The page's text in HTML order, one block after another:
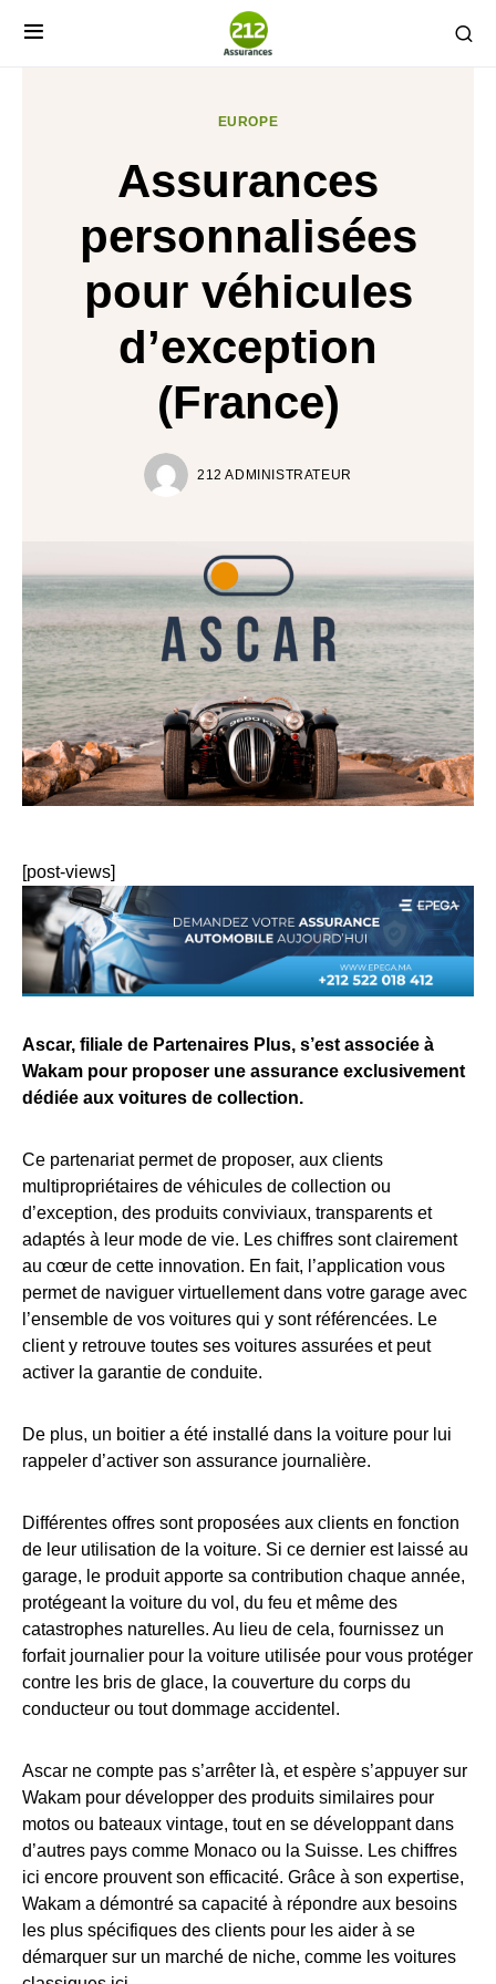
EUROPE
Assurances
personnalisées
pour véhicules
d’exception
(France)
212 ADMINISTRATEUR
[post-views]
Ascar, filiale de Partenaires Plus, s’est associée à
Wakam pour proposer une assurance exclusivement
dédiée aux voitures de collection.
Ce partenariat permet de proposer, aux clients
multipropriétaires de véhicules de collection ou
d’exception, des produits conviviaux, transparents et
adaptés à leur mode de vie. Les chiffres sont clairement
au cœur de cette innovation. En fait, l’application vous
permet de naviguer virtuellement dans votre garage avec
l’ensemble de vos voitures qui y sont référencées. Le
client y retrouve toutes ses voitures assurées et peut
activer la garantie de conduite.
De plus, un boitier a été installé dans la voiture pour lui
rappeler d’activer son assurance journalière.
Différentes offres sont proposées aux clients en fonction
de leur utilisation de la voiture. Si ce dernier est laissé au
garage, le produit apporte sa contribution chaque année,
protégeant la voiture du vol, du feu et même des
catastrophes naturelles. Au lieu de cela, fournissez un
forfait journalier pour la voiture utilisée pour vous protéger
contre les bris de glace, la couverture du corps du
conducteur ou tout dommage accidentel.
Ascar ne compte pas s’arrêter là, et espère s’appuyer sur
Wakam pour développer des produits similaires pour
motos ou bateaux vintage, tout en se développant dans
d’autres pays comme Monaco ou la Suisse. Les chiffres
ici encore prouvent son efficacité. Grâce à son expertise,
Wakam a démontré sa capacité à répondre aux besoins
les plus spécifiques des clients pour les aider à se
démarquer sur un marché de niche, comme les voitures